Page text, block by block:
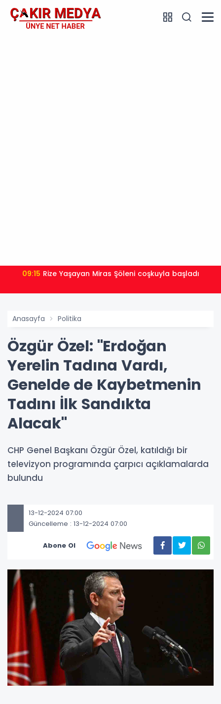
09:15 Rize Yaşayan Miras Şöleni coşkuyla başladı
Anasayfa Politika
Özgür Özel: "Erdoğan
Yerelin Tadına Vardı,
Genelde de Kaybetmenin
Tadını İlk Sandıkta
Alacak"
CHP Genel Başkanı Özgür Özel, katıldığı bir
televizyon programında çarpıcı açıklamalarda
bulundu
13-12-2024 07:00
Güncelleme : 13-12-2024 07:00
Abone Ol